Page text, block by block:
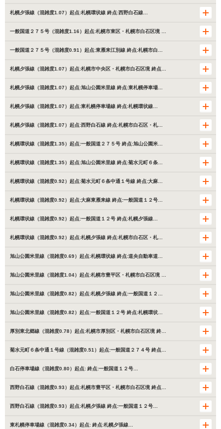
札幌夕張線（混雑度1.07）起点:札幌環状線 終点:西野白石線…
一般国道２７５号（混雑度1.16）起点:札幌市東区・札幌市白石区境 …
一般国道２７５号（混雑度0.91）起点:東雁来江別線 終点:札幌市白…
札幌夕張線（混雑度1.07）起点:札幌市中央区・札幌市白石区境 終点…
札幌夕張線（混雑度1.07）起点:旭山公園米里線 終点:東札幌停車場…
札幌夕張線（混雑度1.07）起点:東札幌停車場線 終点:札幌環状線…
札幌夕張線（混雑度1.07）起点:西野白石線 終点:札幌市白石区・札…
札幌環状線（混雑度1.35）起点:一般国道２７５号 終点:旭山公園米…
札幌環状線（混雑度1.35）起点:旭山公園米里線 終点:菊水元町６条…
札幌環状線（混雑度0.92）起点:菊水元町６条中通１号線 終点:大麻…
札幌環状線（混雑度0.92）起点:大麻東雁来線 終点:一般国道１２号…
札幌環状線（混雑度0.92）起点:一般国道１２号 終点:札幌夕張線…
札幌環状線（混雑度0.92）起点:札幌夕張線 終点:札幌市白石区・札…
旭山公園米里線（混雑度0.69）起点:札幌環状線 終点:道央自動車道…
旭山公園米里線（混雑度1.04）起点:札幌市豊平区・札幌市白石区境 …
旭山公園米里線（混雑度0.82）起点:札幌夕張線 終点:一般国道１２…
旭山公園米里線（混雑度0.82）起点:一般国道１２号 終点:札幌環状…
厚別東北郷線（混雑度0.78）起点:札幌市厚別区・札幌市白石区境 終…
菊水元町６条中通１号線（混雑度0.51）起点:一般国道２７４号 終点…
白石停車場線（混雑度0.80）起点: 終点:一般国道１２号…
西野白石線（混雑度0.93）起点:札幌市豊平区・札幌市白石区境 終点…
西野白石線（混雑度0.93）起点:札幌夕張線 終点:一般国道１２号…
東札幌停車場線（混雑度0.34）起点: 終点:札幌夕張線…